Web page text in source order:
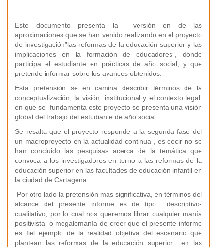
Este documento presenta la versión en de las
aproximaciones que se han venido realizando en el proyecto
de investigación”las reformas de la educación superior y las
implicaciones en la formación de educadores”, donde
participa el estudiante en prácticas de año social, y que
pretende informar sobre los avances obtenidos.
Esta pretensión se en camina describir términos de la
conceptualización, la visión institucional y el contexto legal,
en que se fundamenta este proyecto se presenta una visión
global del trabajo del estudiante de año social.
Se resalta que el proyecto responde a la segunda fase del
un macroproyecto en la actualidad continua , es decir no se
han concluido las pesquisas acerca de la temática que
convoca a los investigadores en torno a las reformas de la
educación superior en las facultades de educación infantil en
la ciudad de Cartagena.
Por otro lado la pretensión más significativa, en términos del
alcance del presente informe es de tipo descriptivo-
cualitativo, por lo cual nos queremos librar cualquier manía
positivista, o megalomanía de creer que el presente informe
es fiel ejemplo de la realidad objetiva del escenario que
plantean las reformas de la educación superior en las